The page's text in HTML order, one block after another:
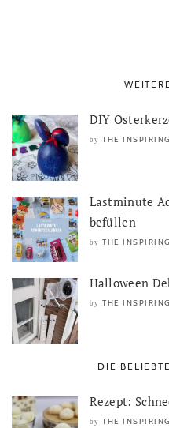
DIY
by THE
Lastminute
befüllen
by THE
Halloween
by THE
DIE
Rezept:
by THE